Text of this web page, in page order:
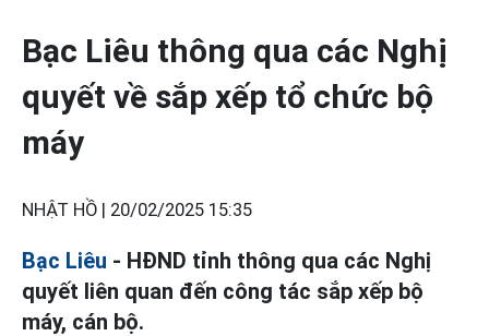
Bạc Liêu thông qua các Nghị
quyết về sắp xếp tổ chức bộ
máy
NHẬT HỒ | 20/02/2025 15:35
Bạc Liêu - HĐND tỉnh thông qua các Nghị
quyết liên quan đến công tác sắp xếp bộ
máy, cán bộ.